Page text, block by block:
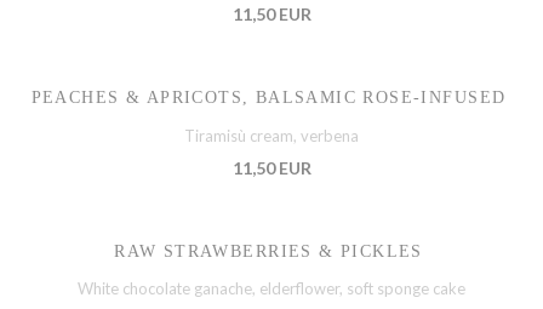
11,50 EUR
PEACHES & APRICOTS, BALSAMIC ROSE-INFUSED
Tiramisù cream, verbena
11,50 EUR
RAW STRAWBERRIES & PICKLES
White chocolate ganache, elderflower, soft sponge cake